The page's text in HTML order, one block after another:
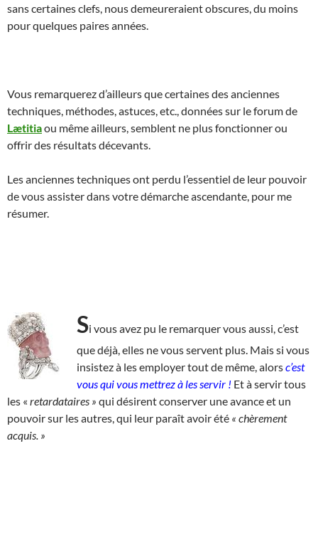
sans certaines clefs, nous demeureraient obscures, du moins
pour quelques paires années.
Vous remarquerez d’ailleurs que certaines des anciennes
techniques, méthodes, astuces, etc., données sur le forum de
Lætitiaou même ailleurs, semblent ne plus fonctionner ou
offrir des résultats décevants.
Les anciennes techniques ont perdu l’essentiel de leur pouvoir
de vous assister dans votre démarche ascendante, pour me
résumer.
Si vous avez pu le remarquer vous aussi, c’est
que déjà, elles ne vous servent plus. Mais si vous
insistez à les employer tout de même, alorsc’est
vous qui vous mettrez à les servir ! Et à servir tous
les « retardataires » qui désirent conserver une avance et un
pouvoir sur les autres, qui leur paraît avoir été « chèrement
acquis. »